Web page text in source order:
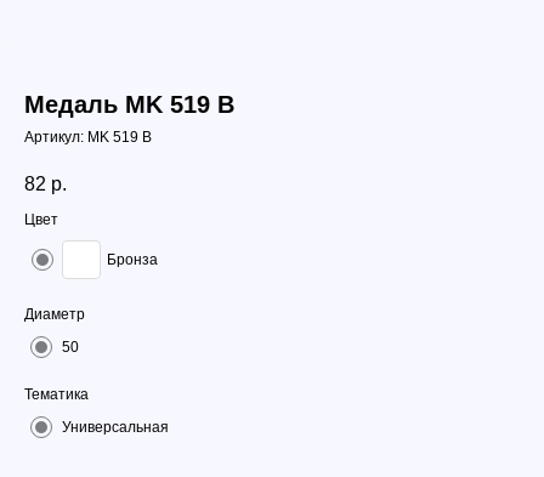
Медаль МK 519 B
Артикул: МK 519 B
82 р.
Цвет
Бронза
Диаметр
50
Тематика
Универсальная